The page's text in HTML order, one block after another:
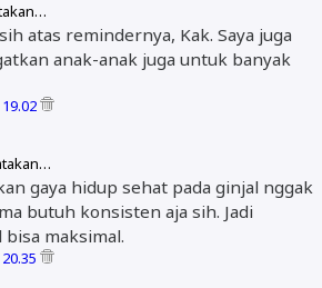
atas remindernya, Kak. Saya juga
anak-anak juga untuk banyak
gaya hidup sehat pada ginjal nggak
butuh konsisten aja sih. Jadi
maksimal.